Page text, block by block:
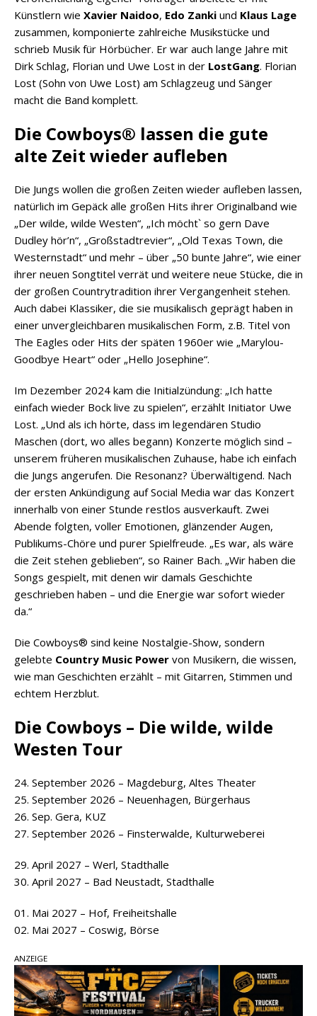
Künstlern wie Xavier Naidoo, Edo Zanki und Klaus Lage
zusammen, komponierte zahlreiche Musikstücke und
schrieb Musik für Hörbücher. Er war auch lange Jahre mit
Dirk Schlag, Florian und Uwe Lost in der LostGang. Florian
Lost (Sohn von Uwe Lost) am Schlagzeug und Sänger
macht die Band komplett.
Die Cowboys® lassen die gute
alte Zeit wieder aufleben
Die Jungs wollen die großen Zeiten wieder aufleben lassen,
natürlich im Gepäck alle großen Hits ihrer Originalband wie
„Der wilde, wilde Westen“, „Ich möcht` so gern Dave
Dudley hör’n“, „Großstadtrevier“, „Old Texas Town, die
Westernstadt“ und mehr – über „50 bunte Jahre“, wie einer
ihrer neuen Songtitel verrät und weitere neue Stücke, die in
der großen Countrytradition ihrer Vergangenheit stehen.
Auch dabei Klassiker, die sie musikalisch geprägt haben in
einer unvergleichbaren musikalischen Form, z.B. Titel von
The Eagles oder Hits der späten 1960er wie „Marylou-
Goodbye Heart“ oder „Hello Josephine“.
Im Dezember 2024 kam die Initialzündung: „Ich hatte
einfach wieder Bock live zu spielen“, erzählt Initiator Uwe
Lost. „Und als ich hörte, dass im legendären Studio
Maschen (dort, wo alles begann) Konzerte möglich sind –
unserem früheren musikalischen Zuhause, habe ich einfach
die Jungs angerufen. Die Resonanz? Überwältigend. Nach
der ersten Ankündigung auf Social Media war das Konzert
innerhalb von einer Stunde restlos ausverkauft. Zwei
Abende folgten, voller Emotionen, glänzender Augen,
Publikums-Chöre und purer Spielfreude. „Es war, als wäre
die Zeit stehen geblieben“, so Rainer Bach. „Wir haben die
Songs gespielt, mit denen wir damals Geschichte
geschrieben haben – und die Energie war sofort wieder
da.“
Die Cowboys® sind keine Nostalgie-Show, sondern
gelebte Country Music Power von Musikern, die wissen,
wie man Geschichten erzählt – mit Gitarren, Stimmen und
echtem Herzblut.
Die Cowboys – Die wilde, wilde
Westen Tour
24. September 2026 – Magdeburg, Altes Theater
25. September 2026 – Neuenhagen, Bürgerhaus
26. Sep. Gera, KUZ
27. September 2026 – Finsterwalde, Kulturweberei
29. April 2027 – Werl, Stadthalle
30. April 2027 – Bad Neustadt, Stadthalle
01. Mai 2027 – Hof, Freiheitshalle
02. Mai 2027 – Coswig, Börse
ANZEIGE